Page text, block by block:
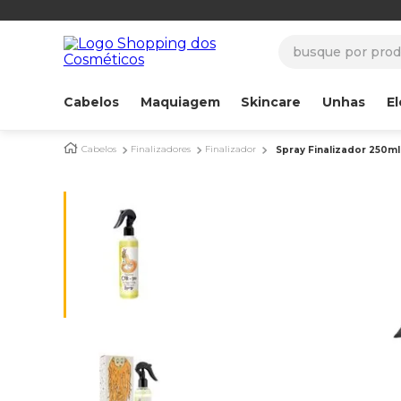
Cabelos Maquiagem Skincare Unhas
Cabelos Finalizadores Finalizador Spray Finalizador